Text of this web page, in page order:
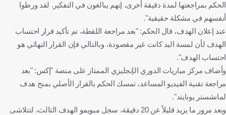
الحكم بمراجعتها لمدة دقيقة أخرى، إنهم يبالغون في التفكير. لقد ورطوا
أنفسهم في مشكلة حقيقية".
عند إعلان الهدف، قال الحكم: "بعد مراجعة اللقطة، تم تأكيد قرار احتساب
الهدف لأن لمسة اليد كانت غير مقصودة، وبالتالي فإن القرار النهائي هو
احتساب الهدف".
وأضاف مركز مباريات الدوري الإنجليزي الممتاز على منصة "إكس: "بعد
مراجعة تقنية الفيديو المساعد، تمسك الحكم بالقرار الأصلي بمنح هدف
لمانشستر يونايتد".
وبعد مرور ما يزيد قليلاً عن 20 دقيقة، سجل مبويمو الهدف الثالث، لتتلاشى